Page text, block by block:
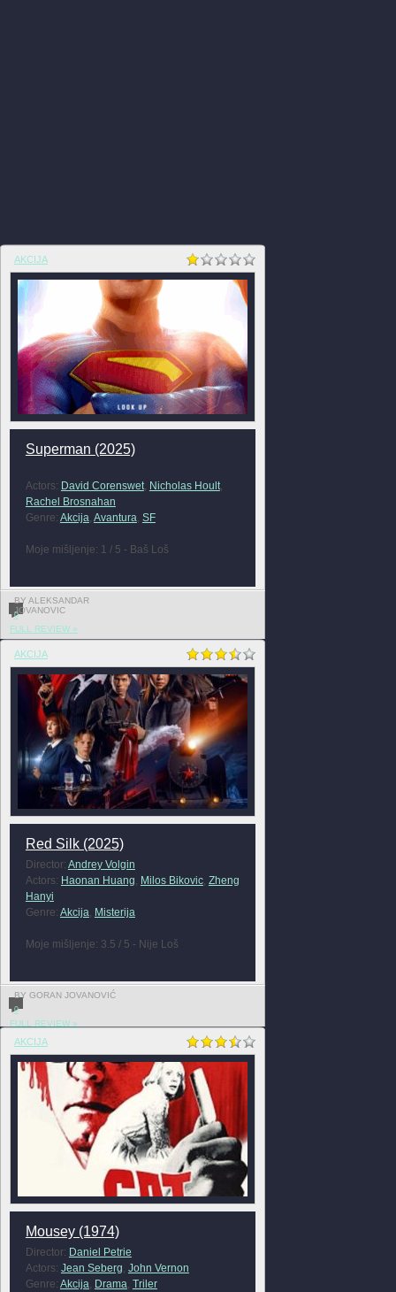
AKCIJA
Superman (2025)
Actors: David Corenswet, Nicholas Hoult,
Rachel Brosnahan
Genre: Akcija Avantura SF
Moje mišljenje: 1 / 5 - Baš Loš
BY ALEKSANDAR
JOVANOVIC
0
FULL REVIEW »
AKCIJA
Red Silk (2025)
Director: Andrey Volgin
Actors: Haonan Huang Milos Bikovic, Zheng
Hanyi
Genre: Akcija Misterija
Moje mišljenje: 3.5 / 5 - Nije Loš
BY GORAN JOVANOVIĆ
0
FULL REVIEW »
AKCIJA
Mousey (1974)
Director: Daniel Petrie
Actors: Jean Seberg John Vernon
Genre: Akcija Drama Triler